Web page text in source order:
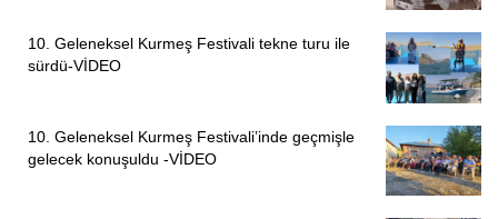
10. Geleneksel Kurmeş Festivali tekne turu ile
sürdü-VİDEO
10. Geleneksel Kurmeş Festivali’inde geçmişle
gelecek konuşuldu -VİDEO